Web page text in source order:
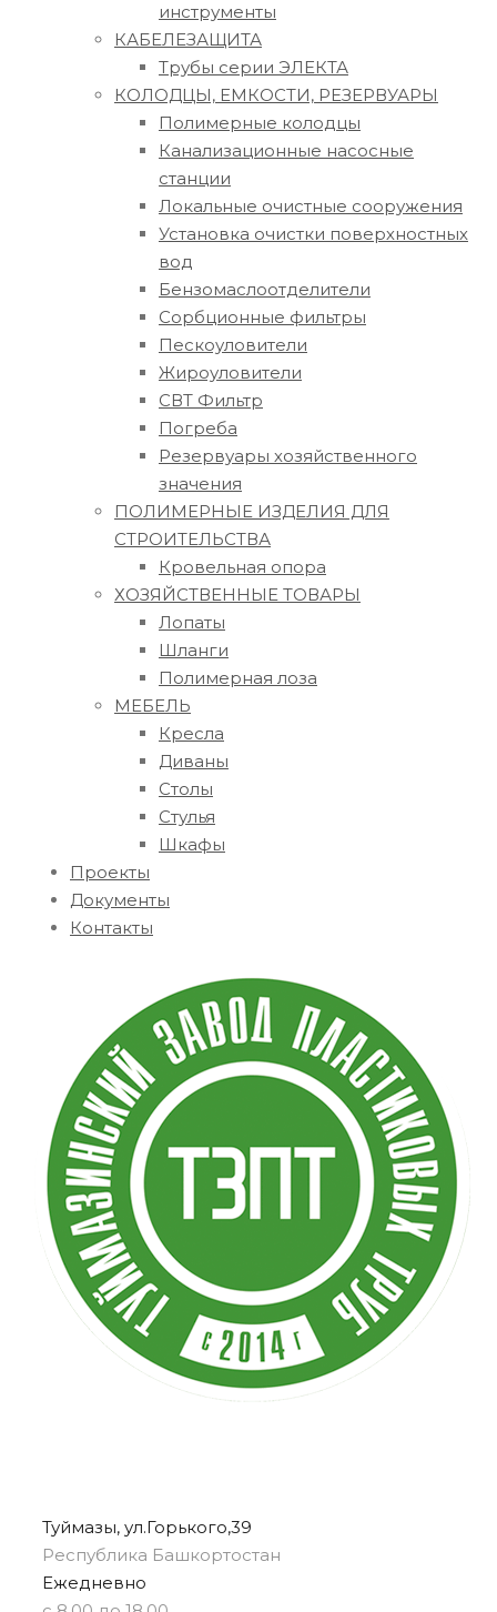
инструменты
КАБЕЛЕЗАЩИТА
Трубы серии ЭЛЕКТА
КОЛОДЦЫ, ЕМКОСТИ, РЕЗЕРВУАРЫ
Полимерные колодцы
Канализационные насосные
станции
Локальные очистные сооружения
Установка очистки поверхностных
вод
Бензомаслоотделители
Сорбционные фильтры
Пескоуловители
Жироуловители
СВТ Фильтр
Погреба
Резервуары хозяйственного
значения
ПОЛИМЕРНЫЕ ИЗДЕЛИЯ ДЛЯ
СТРОИТЕЛЬСТВА
Кровельная опора
ХОЗЯЙСТВЕННЫЕ ТОВАРЫ
Лопаты
Шланги
Полимерная лоза
МЕБЕЛЬ
Кресла
Диваны
Столы
Стулья
Шкафы
Проекты
Документы
Контакты
Туймазы, ул.Горького,39
Республика Башкортостан
Ежедневно